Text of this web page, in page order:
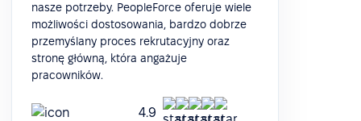
nasze potrzeby. PeopleForce oferuje wiele
możliwości dostosowania, bardzo dobrze
przemyślany proces rekrutacyjny oraz
stronę główną, która angażuje
pracowników.
4.9